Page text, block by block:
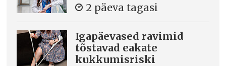
2 päeva tagasi
Igapäevased ravimid
tõstavad eakate
kukkumisriski